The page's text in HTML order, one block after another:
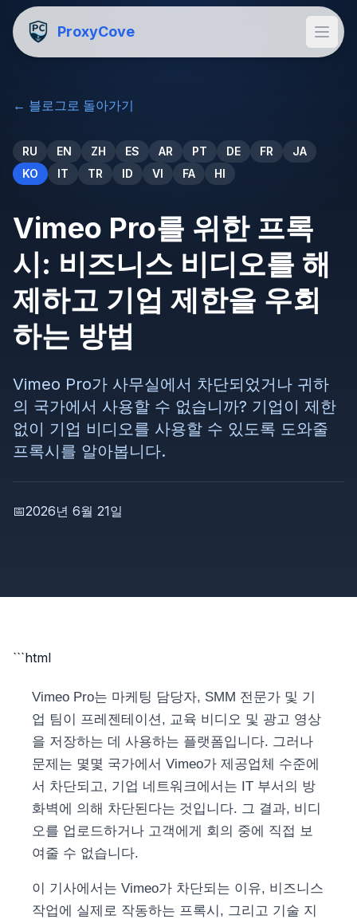
ProxyCove
← 블로그로 돌아가기
RU EN ZH ES AR PT DE FR
JA
KO
IT TR ID VI FA HI
Vimeo Pro를 위한 프록
시: 비즈니스 비디오를 해
제하고 기업 제한을 우회
하는 방법
Vimeo Pro가 사무실에서 차단되었거나 귀하
의 국가에서 사용할 수 없습니까? 기업이 제한
없이 기업 비디오를 사용할 수 있도록 도와줄
프록시를 알아봅니다.
📅2026년 6월 21일
```html
Vimeo Pro는 마케팅 담당자, SMM 전문가 및 기
업 팀이 프레젠테이션, 교육 비디오 및 광고 영상
을 저장하는 데 사용하는 플랫폼입니다. 그러나
문제는 몇몇 국가에서 Vimeo가 제공업체 수준에
서 차단되고, 기업 네트워크에서는 IT 부서의 방
화벽에 의해 차단된다는 것입니다. 그 결과, 비디
오를 업로드하거나 고객에게 회의 중에 직접 보
여줄 수 없습니다.
이 기사에서는 Vimeo가 차단되는 이유, 비즈니스
작업에 실제로 작동하는 프록시, 그리고 기술 지